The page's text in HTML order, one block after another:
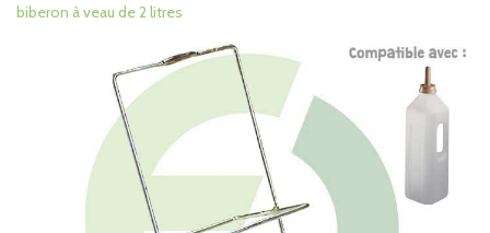
biberon à veau de 2 litres